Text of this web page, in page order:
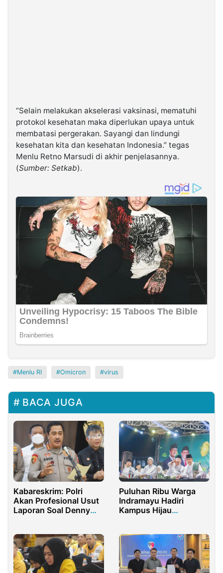
“Selain melakukan akselerasi vaksinasi, mematuhi
protokol kesehatan maka diperlukan upaya untuk
membatasi pergerakan. Sayangi dan lindungi
kesehatan kita dan kesehatan Indonesia.” tegas
Menlu Retno Marsudi di akhir penjelasannya.
(Sumber: Setkab).
Menlu RI Omicron virus
BACA JUGA
Kabareskrim: Polri
Akan Profesional Usut
Laporan Soal Denny
Puluhan Ribu Warga
Indramayu Hadiri
Kampus Hijau